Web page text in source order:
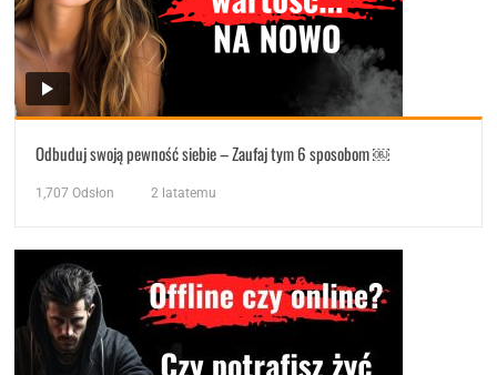
Odbuduj swoją pewność siebie – Zaufaj tym 6 sposobom ￼
1,707 Odsłon 2 latatemu